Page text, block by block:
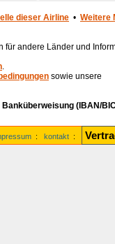
dieser Airline • Weitere
für andere Länder und
.
sowie unsere
Banküberweisung (IBAN/
: kontakt :